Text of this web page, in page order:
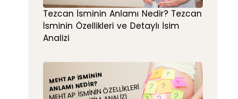
Tezcan İsminin Anlamı Nedir? Tezcan
İsminin Özellikleri ve Detaylı İsim
Analizi
MEHTAP İSMININ
ANLAMI NEDIR?
MEHTAP İSMININ ÖZELLIKLERI